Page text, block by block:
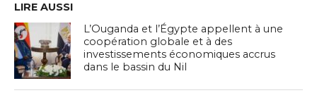
LIRE AUSSI
L’Ouganda et l’Égypte appellent à une
coopération globale et à des
investissements économiques accrus
dans le bassin du Nil